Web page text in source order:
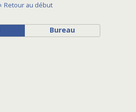
Retour au début
Bureau